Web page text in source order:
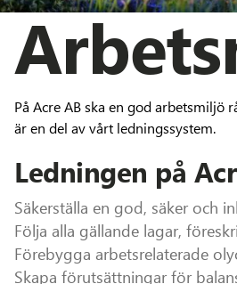
På Acre AB ska en god arbetsmiljö
är en del av vårt ledningssystem.
Ledningen på
Säkerställa en god, säker och
Följa alla gällande lagar,
Förebygga arbetsrelaterade
Skapa förutsättningar för